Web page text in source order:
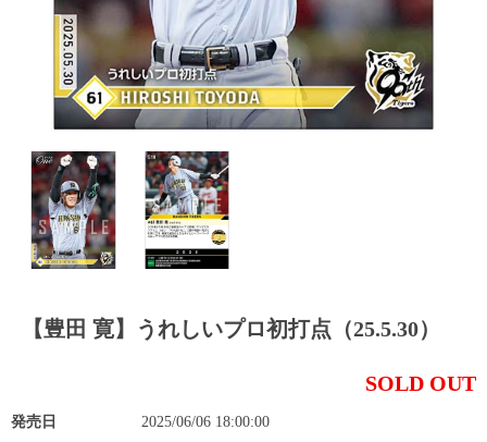
【豊田 寛】うれしいプロ初打点（25.5.30）
SOLD OUT
発売日 2025/06/06 18:00:00